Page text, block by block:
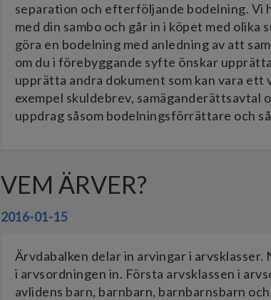
separation och efterföljande bodelning. Vi
med din sambo och går in i köpet med olika
göra en bodelning med anledning av att
om du i förebyggande syfte önskar
upprätta andra dokument som kan vara
exempel skuldebrev, samäganderättsavtal
uppdrag såsom bodelningsförrättare och
VEM ÄRVER?
2016-01-15
Ärvdabalken delar in arvingar i
i arvsordningen in. Första arvsklassen i
avlidens barn, barnbarn, barnbarnsbarn